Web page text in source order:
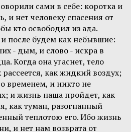
сами в себе: коротка и
и нет человеку спасения от
кто освободил из ада.
после будем как небывшие:
- дым, и слово - искра в
Когда она угаснет, тело
как жидкий воздух;
временем, и никто не
и жизнь наша пройдет, как
как туман, разогнанный
теплотою его. Ибо жизнь
и нет нам возврата от